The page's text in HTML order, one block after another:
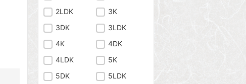
2LDK
3K
3DK
3LDK
4K
4DK
4LDK
5K
5DK
5LDK